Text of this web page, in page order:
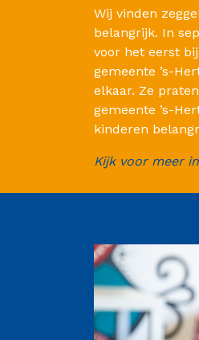
Wij vinden
belangrijk. In
voor het eerst
gemeente ’s-
elkaar. Ze
gemeente ’s-
kinderen
Kijk voor meer